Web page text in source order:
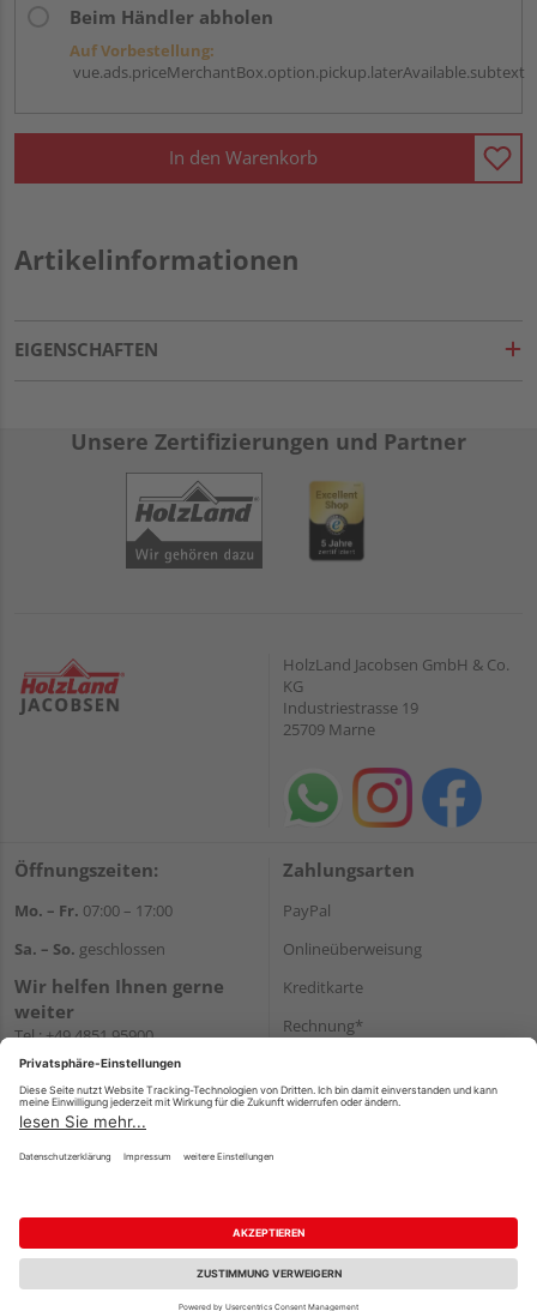
Beim Händler abholen
Auf Vorbestellung:
vue.ads.priceMerchantBox.option.pickup.laterAvailable.subtext
In den Warenkorb
Artikelinformationen
EIGENSCHAFTEN
Unsere Zertifizierungen und Partner
HolzLand Jacobsen GmbH & Co.
KG
Industriestrasse 19
25709 Marne
Öffnungszeiten:
Mo. – Fr. 07:00 – 17:00
Sa. – So. geschlossen
Wir helfen Ihnen gerne
weiter
Tel.:+49 4851 95900
E-Mail:info@holzland-
WhatsApp
Zahlungsarten
PayPal
Onlineüberweisung
Kreditkarte
Rechnung*
Versand
Impressum AGB Widerruf
Datenschutz
Reservierungsbedingungen
Vertrag widerrufen